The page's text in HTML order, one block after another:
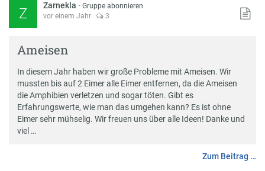
Z Zarnekla ·Gruppe abonnieren
vor einem Jahr
3
Ameisen
In diesem Jahr haben wir große Probleme mit Ameisen. Wir
mussten bis auf 2 Eimer alle Eimer entfernen, da die Ameisen
die Amphibien verletzen und sogar töten. Gibt es
Erfahrungswerte, wie man das umgehen kann? Es ist ohne
Eimer sehr mühselig. Wir freuen uns über alle Ideen! Danke und
viel …
Zum Beitrag …